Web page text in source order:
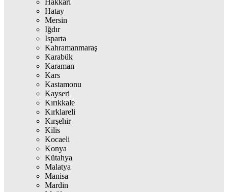
Hakkari
Hatay
Mersin
Iğdır
Isparta
Kahramanmaraş
Karabük
Karaman
Kars
Kastamonu
Kayseri
Kırıkkale
Kırklareli
Kırşehir
Kilis
Kocaeli
Konya
Kütahya
Malatya
Manisa
Mardin